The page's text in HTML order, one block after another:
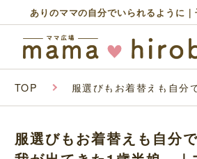
ありのママの自分でいられるように
TOP 服選びもお着替えも自分
服選びもお着替えも自分